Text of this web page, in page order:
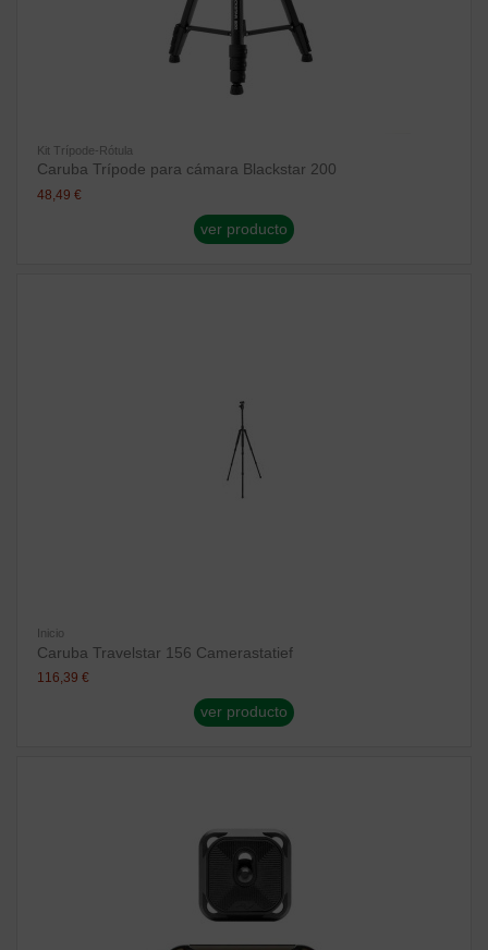
Kit Trípode-Rótula
Caruba Trípode para cámara Blackstar 200
48,49 €
ver producto
Inicio
Caruba Travelstar 156 Camerastatief
116,39 €
ver producto